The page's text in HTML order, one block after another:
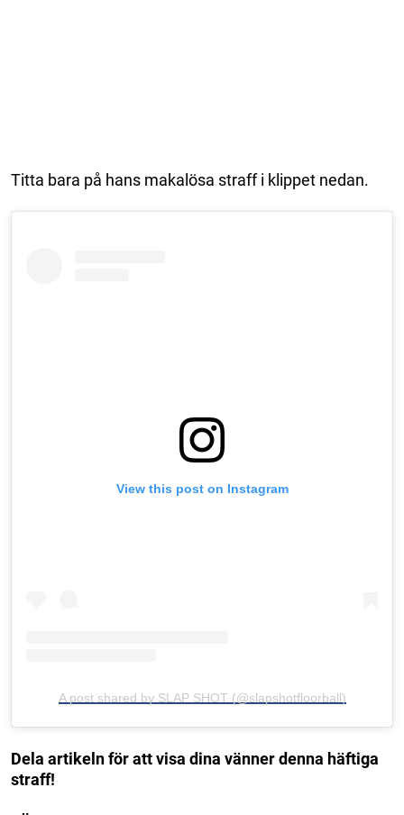
Titta bara på hans makalösa straff i klippet nedan.
View this post on Instagram
A post shared by SLAP SHOT (@slapshotfloorball)
Dela artikeln för att visa dina vänner denna häftiga
straff!